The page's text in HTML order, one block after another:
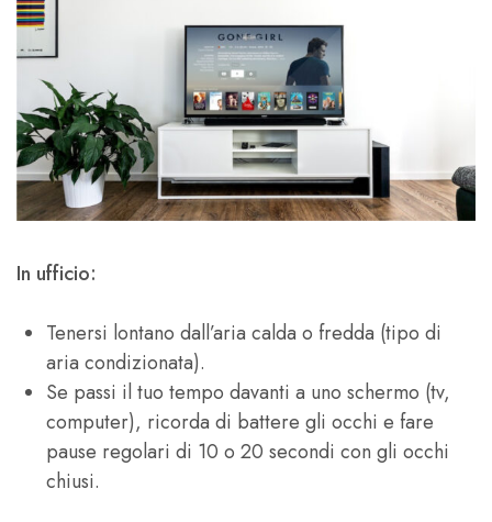
In ufficio:
Tenersi lontano dall’aria calda o fredda (tipo di
aria condizionata).
Se passi il tuo tempo davanti a uno schermo (tv,
computer), ricorda di battere gli occhi e fare
pause regolari di 10 o 20 secondi con gli occhi
chiusi.